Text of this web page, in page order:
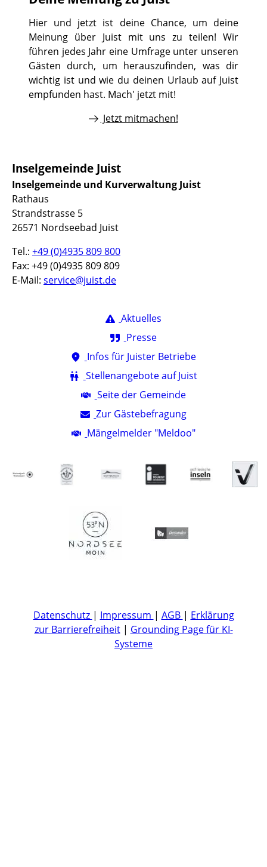
Hier und jetzt ist deine Chance, um deine
Meinung über Juist mit uns zu teilen! Wir
führen jedes Jahr eine Umfrage unter unseren
Gästen durch, um herauszufinden, was dir
wichtig ist und wie du deinen Urlaub auf Juist
empfunden hast. Mach' jetzt mit!
Jetzt mitmachen!
Inselgemeinde Juist
Inselgemeinde und Kurverwaltung Juist
Rathaus
Strandstrasse 5
26571 Nordseebad Juist
Tel.: +49 (0)4935 809 800
Fax: +49 (0)4935 809 809
E-Mail: service@juist.de
Aktuelles
Presse
Infos für Juister Betriebe
Stellenangebote auf Juist
Seite der Gemeinde
Zur Gästebefragung
Mängelmelder "Meldoo"
Datenschutz | Impressum | AGB | Erklärung
zur Barrierefreiheit| Grounding Page für KI-
Systeme